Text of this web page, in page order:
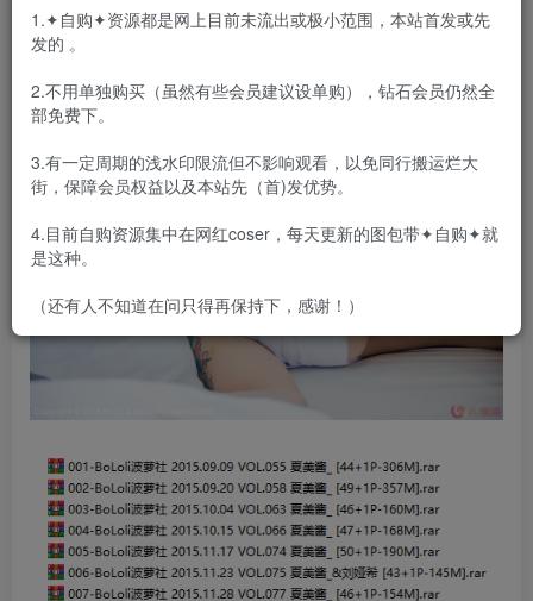
1.✦自购✦资源都是网上目前未流出或极小范围，本站首发或先
发的 。
2.不用单独购买（虽然有些会员建议设单购），钻石会员仍然全
部免费下。
3.有一定周期的浅水印限流但不影响观看，以免同行搬运烂大
街，保障会员权益以及本站先（首)发优势。
4.目前自购资源集中在网红coser，每天更新的图包带✦自购✦就
是这种。
（还有人不知道在问只得再保持下，感谢！）